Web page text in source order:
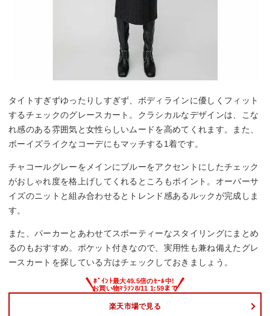
タイトすぎずゆったりしすぎず、ボディラインに優しくフィット
するチェックのグレースカート。クラシカルなデザインは、こな
れ感のある雰囲気と女性らしいムードを高めてくれます。また、
ボーイズライクなコーデにもマッチする1着です。
チャコールグレーをメインにブルーをアクセントにしたチェック
がおしゃれ度を格上げしてくれるところもポイント。オーバーサ
イズのニットと組み合わせるとトレンド感あるルックが完成しま
す。
また、パーカーとあわせてスポーティーなスタイリングにまとめ
るのもおすすめ。ポケット付きなので、実用性も兼ね備えたグレ
ースカートを探している方はチェックしておきましょう。
楽天市場で見る